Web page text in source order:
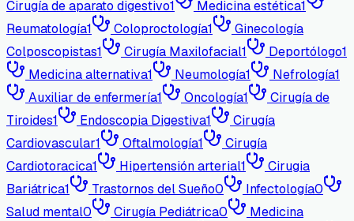
Cirugía de aparato digestivo1 Medicina estética1
Reumatología1 Coloproctología1
Ginecología
Colposcopistas1 Cirugía Maxilofacial1 Deportólogo1
Medicina alternativa1 Neumología1 Nefrología1
Auxiliar de enfermería1 Oncología1
Cirugía de
Tiroides1 Endoscopia Digestiva1
Cirugía
Cardiovascular1 Oftalmología1
Cirugía
Cardiotoracica1 Hipertensión arterial1
Cirugia
Bariátrica1 Trastornos del Sueño0 Infectología0
Salud mental0 Cirugía Pediátrica0
Medicina